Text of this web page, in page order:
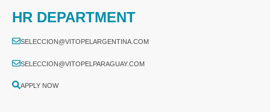
HR DEPARTMENT
SELECCION@VITOPELARGENTINA.COM
SELECCION@VITOPELPARAGUAY.COM
APPLY NOW